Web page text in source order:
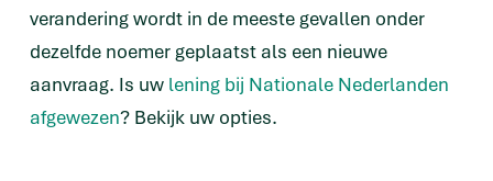
verandering wordt in de meeste gevallen onder
dezelfde noemer geplaatst als een nieuwe
aanvraag. Is uw lening bij Nationale Nederlanden
afgewezen? Bekijk uw opties.